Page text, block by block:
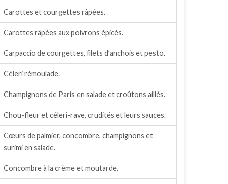
Carottes et courgettes râpées.
Carottes râpées aux poivrons épicés.
Carpaccio de courgettes, filets d’anchois et pesto.
Céleri rémoulade.
Champignons de Paris en salade et croûtons aillés.
Chou-fleur et céleri-rave, crudités et leurs sauces.
Cœurs de palmier, concombre, champignons et
surimi en salade.
Concombre à la crème et moutarde.